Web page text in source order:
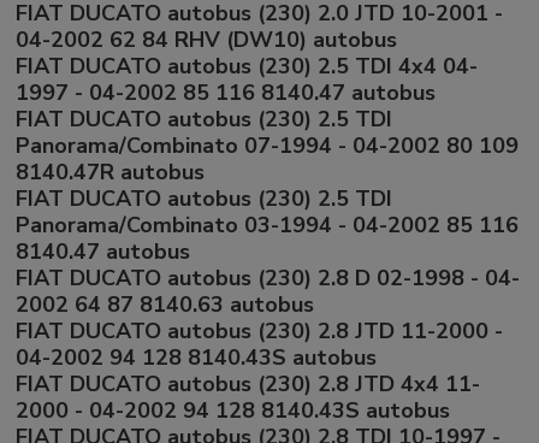
FIAT DUCATO autobus (230) 2.0 JTD 10-2001 -
04-2002 62 84 RHV (DW10) autobus
FIAT DUCATO autobus (230) 2.5 TDI 4x4 04-
1997 - 04-2002 85 116 8140.47 autobus
FIAT DUCATO autobus (230) 2.5 TDI
Panorama/Combinato 07-1994 - 04-2002 80 109
8140.47R autobus
FIAT DUCATO autobus (230) 2.5 TDI
Panorama/Combinato 03-1994 - 04-2002 85 116
8140.47 autobus
FIAT DUCATO autobus (230) 2.8 D 02-1998 - 04-
2002 64 87 8140.63 autobus
FIAT DUCATO autobus (230) 2.8 JTD 11-2000 -
04-2002 94 128 8140.43S autobus
FIAT DUCATO autobus (230) 2.8 JTD 4x4 11-
2000 - 04-2002 94 128 8140.43S autobus
FIAT DUCATO autobus (230) 2.8 TDI 10-1997 -